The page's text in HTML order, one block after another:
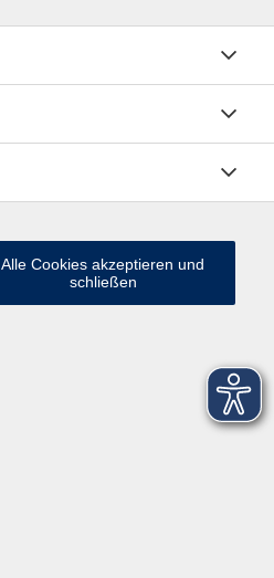
Alle Cookies akzeptieren und
schließen